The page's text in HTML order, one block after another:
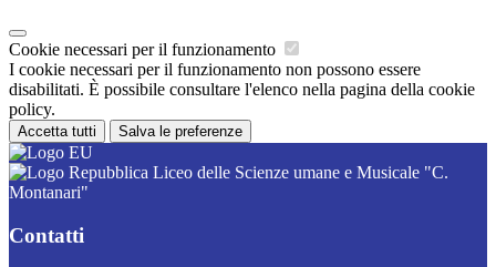
Cookie necessari per il funzionamento
I cookie necessari per il funzionamento non possono essere
disabilitati. È possibile consultare l'elenco nella pagina della cookie
policy.
Accetta tutti Salva le preferenze
Liceo delle Scienze umane e Musicale "C.
Montanari"
Contatti